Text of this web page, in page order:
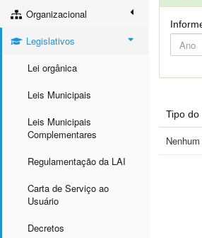
Organizacional
Legislativos
Lei orgânica
Leis Municipais
Leis Municipais
Complementares
Regulamentação da LAI
Carta de Serviço ao
Usuário
Decretos
Tipo do